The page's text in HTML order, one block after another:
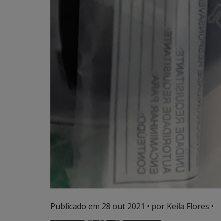
Publicado em 28 out 2021 • por Keila Flores •